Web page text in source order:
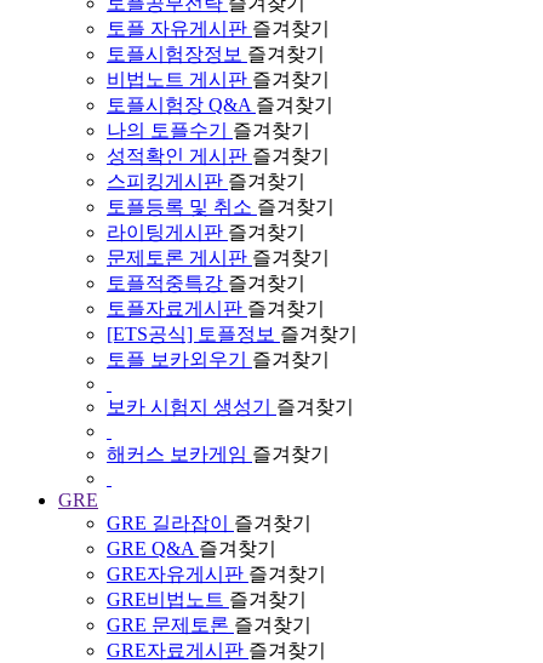
토플 자유게시판 즐겨찾기
토플시험장정보 즐겨찾기
비법노트 게시판 즐겨찾기
토플시험장 Q&A 즐겨찾기
나의 토플수기
즐겨찾기
성적확인 게시판 즐겨찾기
스피킹게시판 즐겨찾기
토플등록 및 취소 즐겨찾기
라이팅게시판 즐겨찾기
문제토론 게시판 즐겨찾기
토플적중특강 즐겨찾기
토플자료게시판 즐겨찾기
[ETS공식] 토플정보 즐겨찾기
토플 보카외우기
즐겨찾기
보카 시험지 생성기 즐겨찾기
해커스 보카게임 즐겨찾기
GRE
GRE 길라잡이
즐겨찾기
GRE Q&A 즐겨찾기
GRE자유게시판 즐겨찾기
GRE비법노트 즐겨찾기
GRE 문제토론 즐겨찾기
GRE자료게시판 즐겨찾기